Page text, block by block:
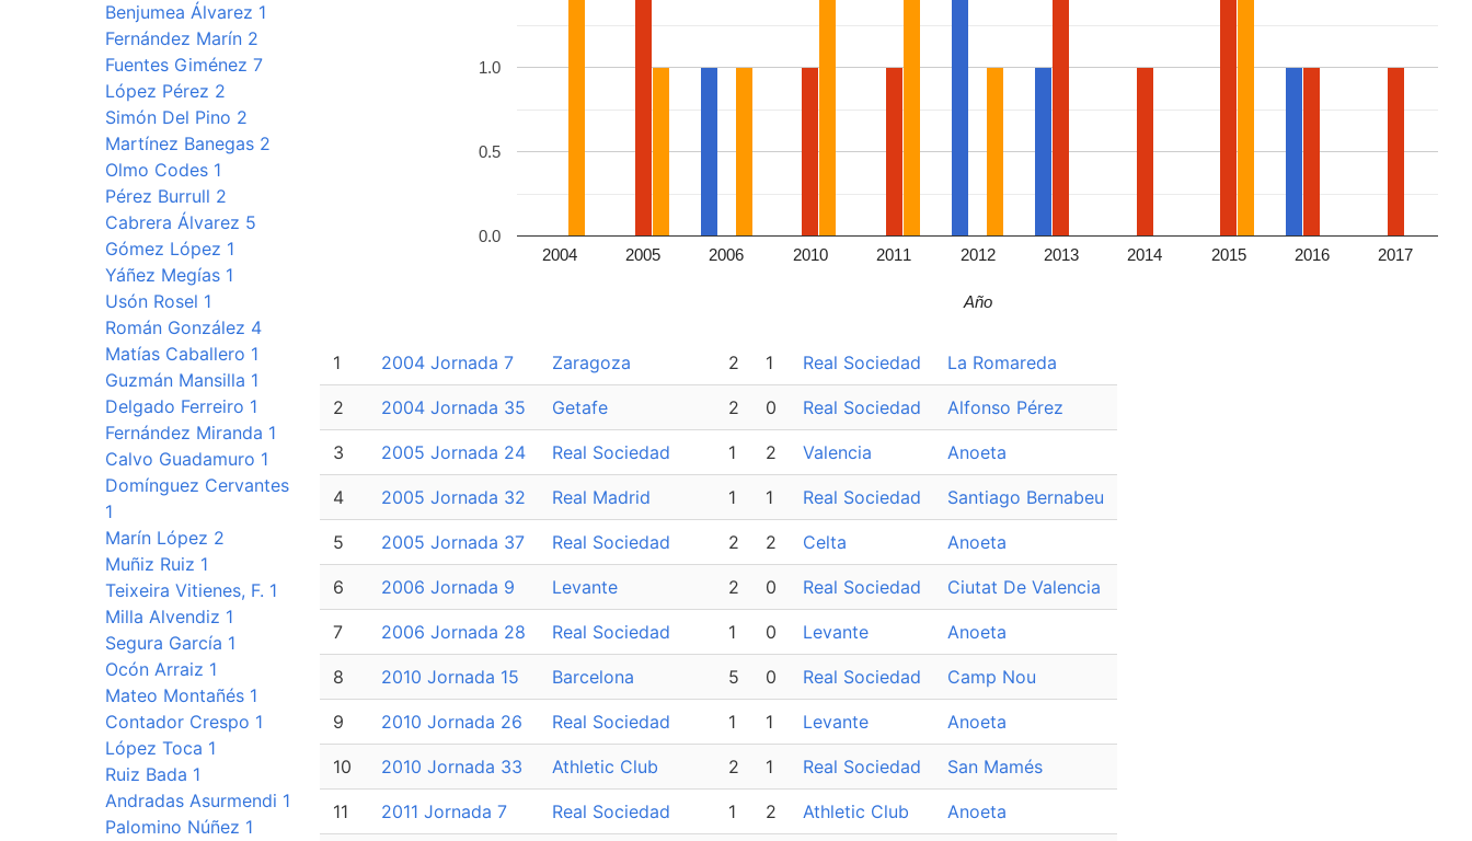
Benjumea Álvarez 1
Fernández Marín 2
Fuentes Giménez 7
López Pérez 2
Simón Del Pino 2
Martínez Banegas 2
Olmo Codes 1
Pérez Burrull 2
Cabrera Álvarez 5
Gómez López 1
Yáñez Megías 1
Usón Rosel 1
Román González 4
Matías Caballero 1
Guzmán Mansilla 1
Delgado Ferreiro 1
Fernández Miranda 1
Calvo Guadamuro 1
Domínguez Cervantes
1
Marín López 2
Muñiz Ruiz 1
Teixeira Vitienes, F. 1
Milla Alvendiz 1
Segura García 1
Ocón Arraiz 1
Mateo Montañés 1
Contador Crespo 1
López Toca 1
Ruiz Bada 1
Andradas Asurmendi 1
Palomino Núñez 1
2004 2005 2006 2010 2011 2012 2013 2014 2015 2016 2017
0.0
0.5
1.0
Año
1 2004 Jornada 7 Zaragoza 2 1 Real Sociedad La Romareda
2 2004 Jornada 35 Getafe 2 0 Real Sociedad Alfonso Pérez
3 2005 Jornada 24 Real Sociedad 1 2 Valencia Anoeta
4 2005 Jornada 32 Real Madrid 1 1 Real Sociedad Santiago Bernabeu
5 2005 Jornada 37 Real Sociedad 2 2 Celta Anoeta
6 2006 Jornada 9 Levante 2 0 Real Sociedad Ciutat De Valencia
7 2006 Jornada 28 Real Sociedad 1 0 Levante Anoeta
8 2010 Jornada 15 Barcelona 5 0 Real Sociedad Camp Nou
9 2010 Jornada 26 Real Sociedad 1 1 Levante Anoeta
10 2010 Jornada 33 Athletic Club 2 1 Real Sociedad San Mamés
11 2011 Jornada 7 Real Sociedad 1 2 Athletic Club Anoeta